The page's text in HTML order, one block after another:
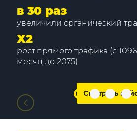
в 30 раз
увеличили органический
Х2
рост прямого трафика (с
месяц до 2075)
Смотреть